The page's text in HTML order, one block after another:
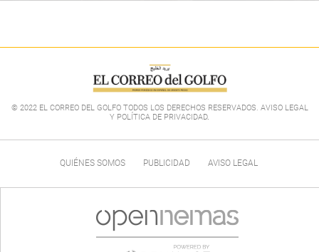
© 2022 EL CORREO DEL GOLFO TODOS LOS DERECHOS RESERVADOS. AVISO LEGAL
Y POLÍTICA DE PRIVACIDAD.
QUIÉNES SOMOS PUBLICIDAD AVISO LEGAL